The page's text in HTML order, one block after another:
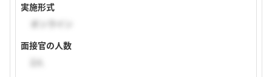
実施形式
オンライン
面接官の人数